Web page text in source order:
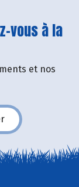
vous à la
et nos